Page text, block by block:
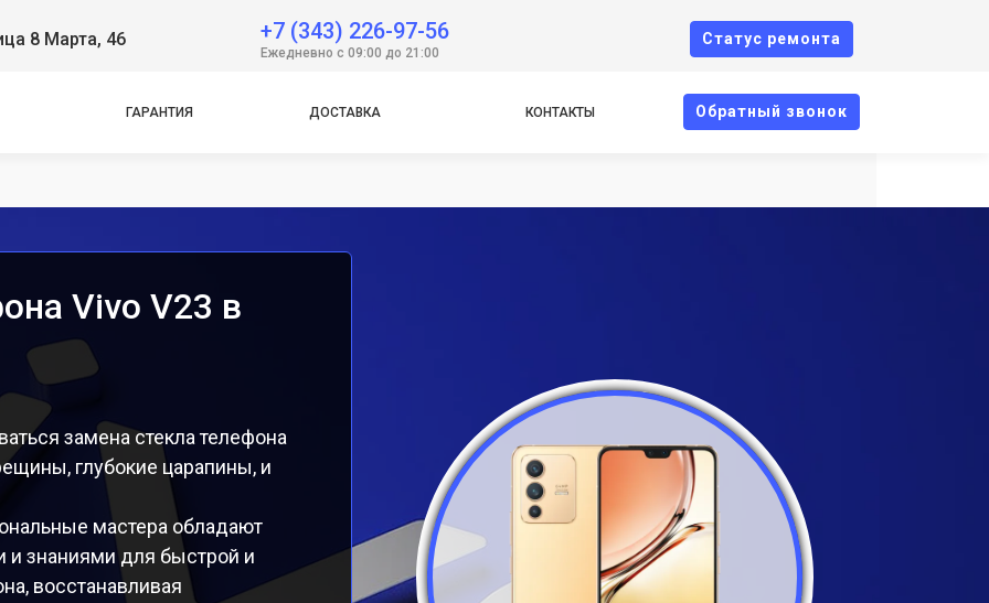
8 Марта, 46 +7 (343) 226-97-56
Ежедневно с 09:00 до 21:00
Cтатус ремонта
ГАРАНТИЯ ДОСТАВКА КОНТАКТЫ Oбратный звонок
Vivo V23 в
замена стекла телефона
глубокие царапины, и
мастера обладают
знаниями для быстрой и
восстанавливая